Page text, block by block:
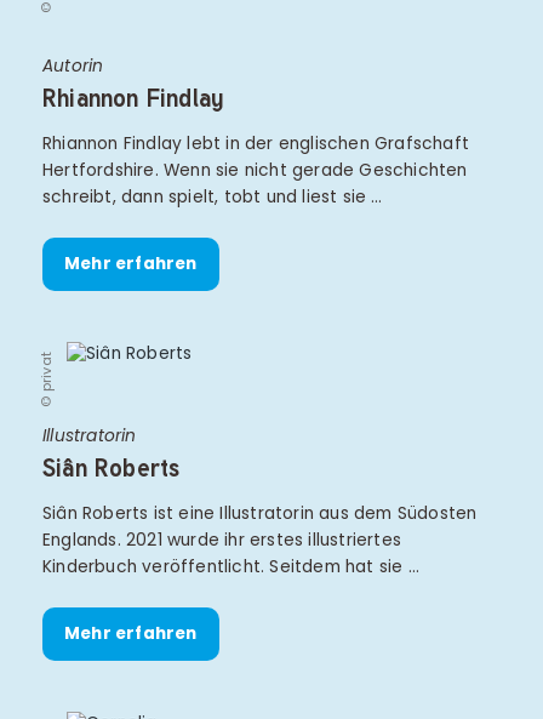
Autorin
Rhiannon Findlay
Rhiannon Findlay lebt in der englischen Grafschaft
Hertfordshire. Wenn sie nicht gerade Geschichten
schreibt, dann spielt, tobt und liest sie …
Mehr erfahren
© privat
Illustratorin
Siân Roberts
Siân Roberts ist eine Illustratorin aus dem Südosten
Englands. 2021 wurde ihr erstes illustriertes
Kinderbuch veröffentlicht. Seitdem hat sie …
Mehr erfahren